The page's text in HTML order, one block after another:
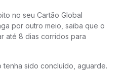
no seu Cartão Global
por outro meio, saiba que o
até 8 dias corridos para
tenha sido concluído, aguarde.